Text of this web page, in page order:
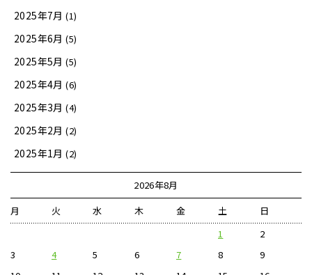
2025年7月 (1)
2025年6月 (5)
2025年5月 (5)
2025年4月 (6)
2025年3月 (4)
2025年2月 (2)
2025年1月 (2)
2026年8月
月
火 水 木 金 土
日
1
2
3
4 5 6 7 8
9